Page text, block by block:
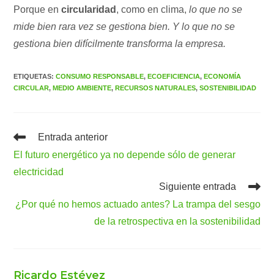
Porque encircularidad , como en clima,lo que no se
mide bien rara vez se gestiona bien. Y lo que no se
gestiona bien difícilmente transforma la empresa.
ETIQUETAS:CONSUMO RESPONSABLE, ECOEFICIENCIA, ECONOMÍA
CIRCULAR, MEDIO AMBIENTE, RECURSOS NATURALES, SOSTENIBILIDAD
Leer
artículos
Entrada anterior
El futuro energético ya no depende sólo de generar
electricidad
Siguiente entrada
¿Por qué no hemos actuado antes? La trampa del sesgo
de la retrospectiva en la sostenibilidad
Ricardo Estévez